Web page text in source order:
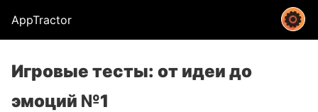
AppTractor
Игровые тесты: от идеи до
эмоций №1